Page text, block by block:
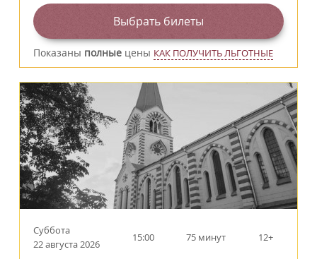
Выбрать билеты
Показаны полные цены КАК ПОЛУЧИТЬ ЛЬГОТНЫЕ
Суббота
22 августа 2026
15:00 75 минут 12+